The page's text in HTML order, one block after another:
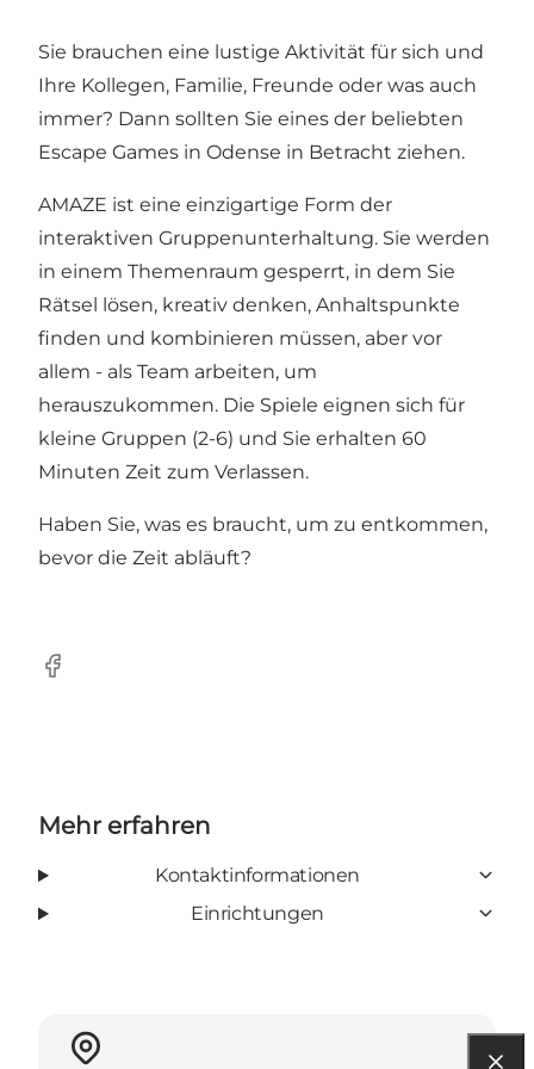
Sie brauchen eine lustige Aktivität für sich und
Ihre Kollegen, Familie, Freunde oder was auch
immer? Dann sollten Sie eines der beliebten
Escape Games in Odense in Betracht ziehen.
AMAZE ist eine einzigartige Form der
interaktiven Gruppenunterhaltung. Sie werden
in einem Themenraum gesperrt, in dem Sie
Rätsel lösen, kreativ denken, Anhaltspunkte
finden und kombinieren müssen, aber vor
allem - als Team arbeiten, um
herauszukommen. Die Spiele eignen sich für
kleine Gruppen (2-6) und Sie erhalten 60
Minuten Zeit zum Verlassen.
Haben Sie, was es braucht, um zu entkommen,
bevor die Zeit abläuft?
Facebook
Mehr erfahren
Kontaktinformationen
Einrichtungen